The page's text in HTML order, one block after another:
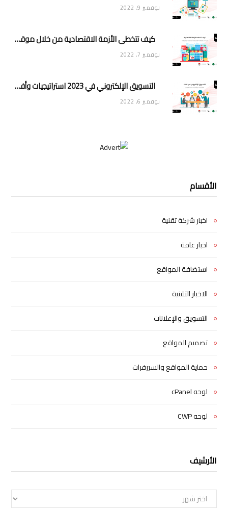
نوفمبر 9, 2022
كيف تتخطى الأزمة الاقتصادية من خلال موقعك الإلكتروني أو متجرك الإلكتروني
نوفمبر 7, 2022
التسويق الإلكتروني في 2023 استراتيجيات وأفكار جديدة للتسويق
نوفمبر 6, 2022
الأقسام
اخبار شركة تقنية
اخبار عامة
استضافة المواقع
الاخبار التقنية
التسويق والإعلانات
تصميم المواقع
حماية المواقع والسيرفرات
لوحه cPanel
لوحه CWP
الأرشيف
الأرشيف